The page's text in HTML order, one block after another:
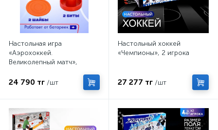
Настольная игра
«Аэрохоккей.
Великолепный матч»,
игрока, 3+
24 790 тг /шт
Настольный хоккей
«Чемпионы», 2 игрока
27 277 тг /шт